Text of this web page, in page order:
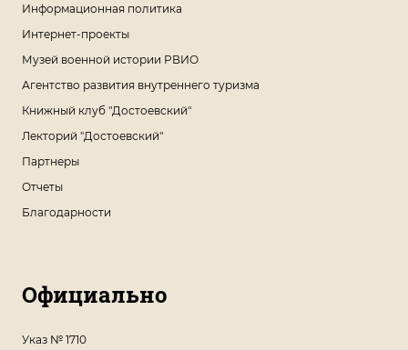
Информационная политика
Интернет-проекты
Музей военной истории РВИО
Агентство развития внутреннего туризма
Книжный клуб "Достоевский"
Лекторий "Достоевский"
Партнеры
Отчеты
Благодарности
Официально
Указ № 1710